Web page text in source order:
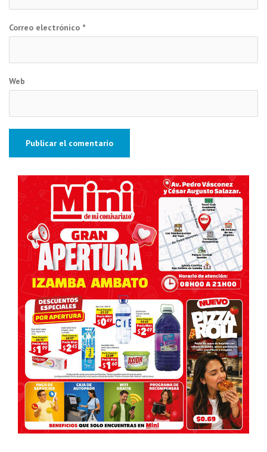
Correo electrónico *
Web